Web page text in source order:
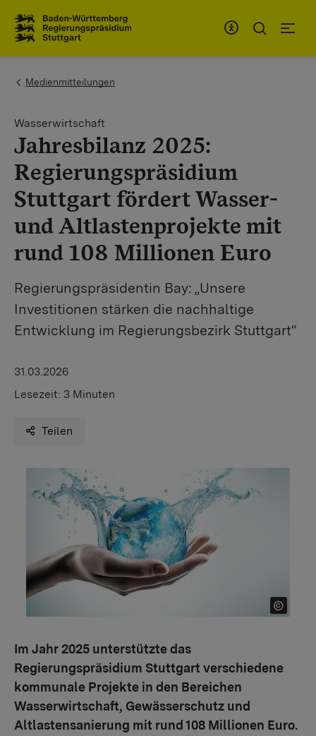
You are here:
Medienmitteilungen
Wasserwirtschaft
Jahresbilanz 2025:
Regierungspräsidium
Stuttgart fördert Wasser-
und Altlastenprojekte mit
rund 108 Millionen Euro
Regierungspräsidentin Bay: „Unsere
Investitionen stärken die nachhaltige
Entwicklung im Regierungsbezirk Stuttgart“
31.03.2026
Lesezeit: 3 Minuten
Teilen
Im Jahr 2025 unterstützte das
Regierungspräsidium Stuttgart verschiedene
kommunale Projekte in den Bereichen
Wasserwirtschaft, Gewässerschutz und
Altlastensanierung mit rund 108 Millionen Euro.